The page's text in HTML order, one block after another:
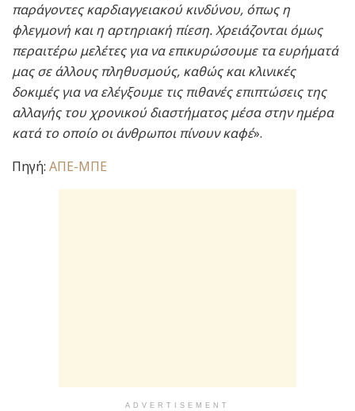
παράγοντες καρδιαγγειακού κινδύνου, όπως η
φλεγμονή και η αρτηριακή πίεση. Χρειάζονται όμως
περαιτέρω μελέτες για να επικυρώσουμε τα ευρήματά
μας σε άλλους πληθυσμούς, καθώς και κλινικές
δοκιμές για να ελέγξουμε τις πιθανές επιπτώσεις της
αλλαγής του χρονικού διαστήματος μέσα στην ημέρα
κατά το οποίο οι άνθρωποι πίνουν καφέ».
Πηγή: ΑΠΕ-ΜΠΕ
ADVERTISEMENT